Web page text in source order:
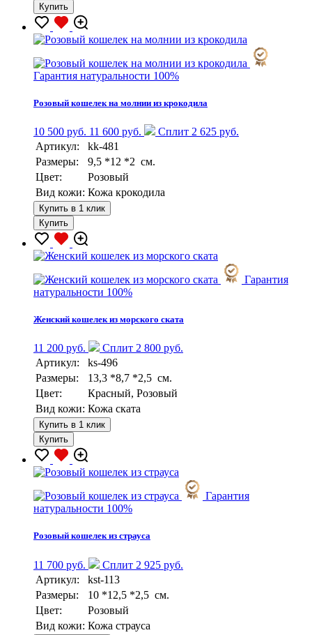
Купить
Гарантия натуральности 100%
Розовый кошелек на молнии из крокодила
10 500 руб. 11 600 руб.
Сплит 2 625 руб.
Артикул:
kk-481
Размеры:
9,5 *12 *2 см.
Цвет:
Розовый
Вид кожи: Кожа крокодила
Купить в 1 клик
Купить
Гарантия
натуральности 100%
Женский кошелек из морского ската
11 200 руб.
Сплит 2 800 руб.
Артикул:
ks-496
Размеры:
13,3 *8,7 *2,5 см.
Цвет:
Красный, Розовый
Вид кожи: Кожа ската
Купить в 1 клик
Купить
Гарантия
натуральности 100%
Розовый кошелек из страуса
11 700 руб.
Сплит 2 925 руб.
Артикул:
kst-113
Размеры:
10 *12,5 *2,5 см.
Цвет:
Розовый
Вид кожи: Кожа страуса